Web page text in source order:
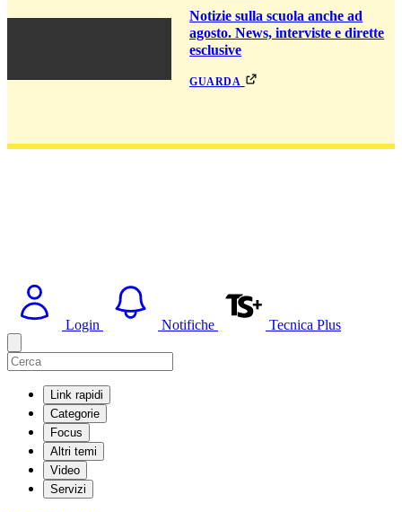
Notizie sulla scuola anche ad
agosto. News, interviste e dirette
esclusive
guarda
Login Notifiche Tecnica Plus
Link rapidi
Categorie
Focus
Altri temi
Video
Servizi